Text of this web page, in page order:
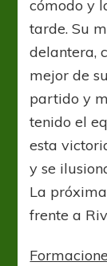
cómodo y
tarde. Su
delantera,
mejor de
partido y
tenido el
esta
y se
La
frente a